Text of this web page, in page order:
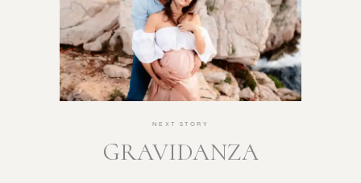
NEXT STORY
GRAVIDANZA